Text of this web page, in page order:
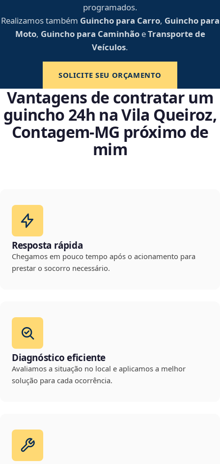
programados.
Realizamos também Guincho para Carro, Guincho para
Moto, Guincho para CaminhãoeTransporte de
Veículos.
SOLICITE SEU ORÇAMENTO
Vantagens de contratar um
guincho 24h na Vila Queiroz,
Contagem‑MG próximo de
mim
Resposta rápida
Chegamos em pouco tempo após o acionamento para
prestar o socorro necessário.
Diagnóstico eficiente
Avaliamos a situação no local e aplicamos a melhor
solução para cada ocorrência.